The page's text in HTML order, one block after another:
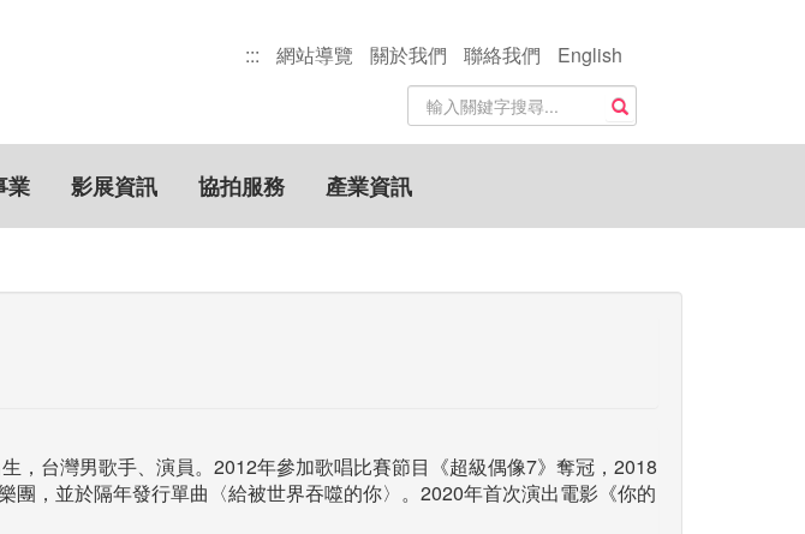
::: 網站導覽 關於我們 聯絡我們
English
站
內
搜
尋
關
鍵
搜尋
業 影展資訊 協拍服務 產業資訊
，台灣男歌手、演員。2012年參加歌唱比賽節目《超級偶像7》奪冠，2018
團，並於隔年發行單曲〈給被世界吞噬的你〉。2020年首次演出電影《你的